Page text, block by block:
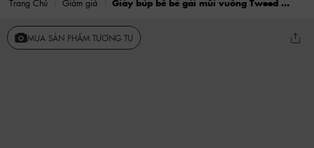
Trang Chủ Giảm giá Giày búp bê bé gái mũi vuông Tweed Pearl-Embellished
MUA SẢN PHẨM TƯƠNG TỰ